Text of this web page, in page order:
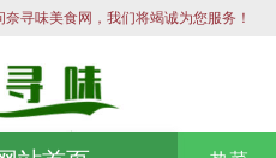
寻味美食网，我们将竭诚为您服务！